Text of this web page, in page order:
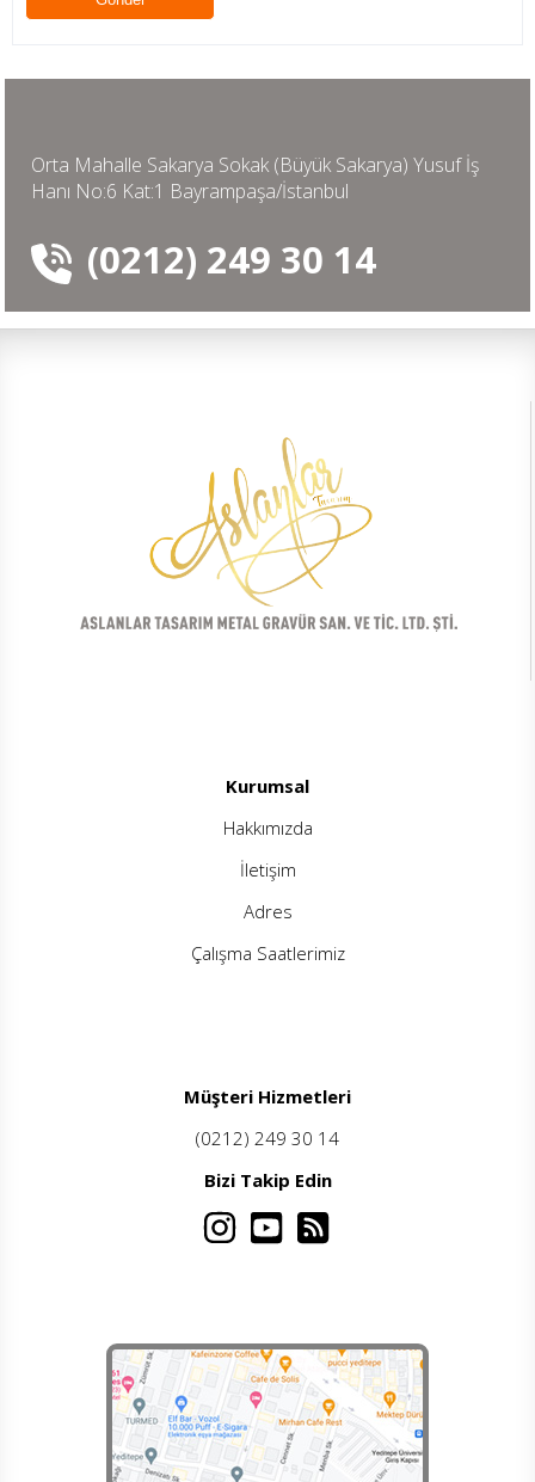
Orta Mahalle Sakarya Sokak (Büyük Sakarya) Yusuf İş
Hanı No:6 Kat:1 Bayrampaşa/İstanbul
(0212) 249 30 14
Kurumsal
Hakkımızda
İletişim
Adres
Çalışma Saatlerimiz
Müşteri Hizmetleri
(0212) 249 30 14
Bizi Takip Edin